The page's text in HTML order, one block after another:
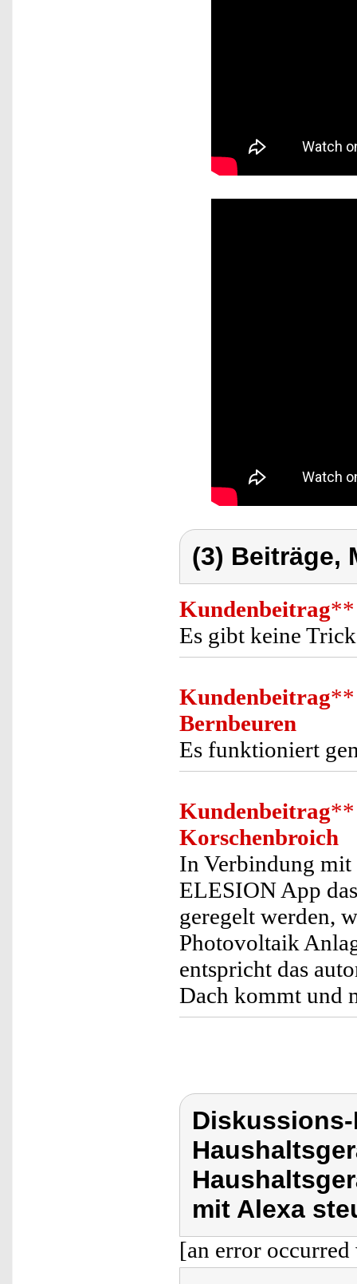
(3) Beiträge,
Kundenbeitrag**
Es gibt keine
Kundenbeitrag**
Bernbeuren
Es funktioniert
Kundenbeitrag**
Korschenbroich
In Verbindung mit
ELESION App
geregelt werden,
Photovoltaik
entspricht das
Dach kommt und
mit Alexa
[an error